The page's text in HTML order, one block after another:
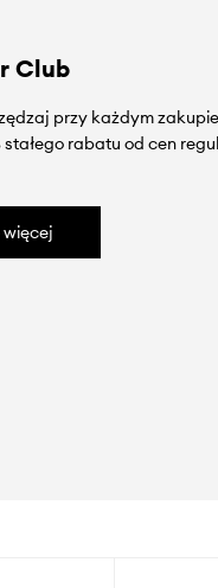
Club
przy każdym
stałego rabatu od cen
więcej